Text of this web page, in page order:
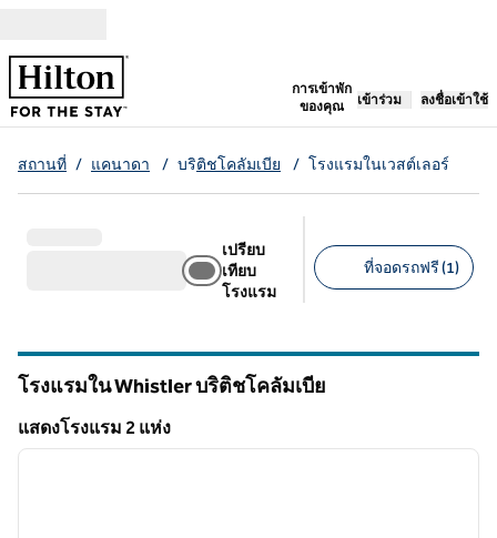
การเข้าพัก
ของคุณ
เปิดแท็บใหม่
เข้าร่วม ลงชื่อเข้าใช้
สถานที่ / แคนาดา / บริติชโคลัมเบีย / โรงแรมในเวสต์เลอร์
เปรียบ
เทียบ
โรงแรม
ที่จอดรถฟรี (1)
โรงแรมใน Whistlerบริติชโคลัมเบีย
แสดงโรงแรม 2 แห่ง
แสดงโรงแรม 2 แห่ง
1 จาก 12
ภาพถั